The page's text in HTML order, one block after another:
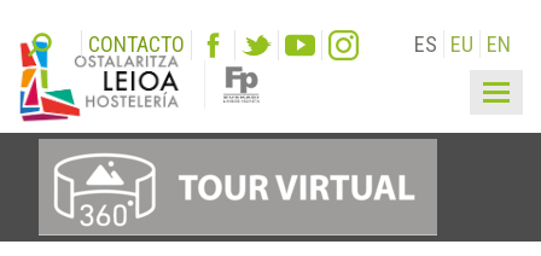
CONTACTO ES EU EN